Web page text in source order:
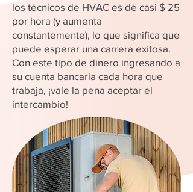
los técnicos de HVAC es de casi $ 25
por hora (y aumenta
constantemente), lo que significa que
puede esperar una carrera exitosa.
Con este tipo de dinero ingresando a
su cuenta bancaria cada hora que
trabaja, ¡vale la pena aceptar el
intercambio!